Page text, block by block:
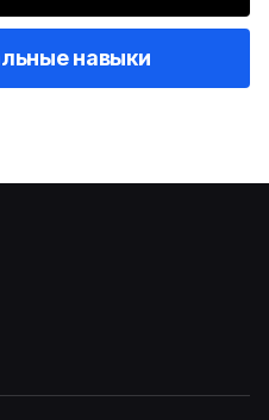
навыки